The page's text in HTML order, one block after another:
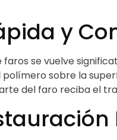
y
se vuelve
polímero sobre la
del faro reciba el